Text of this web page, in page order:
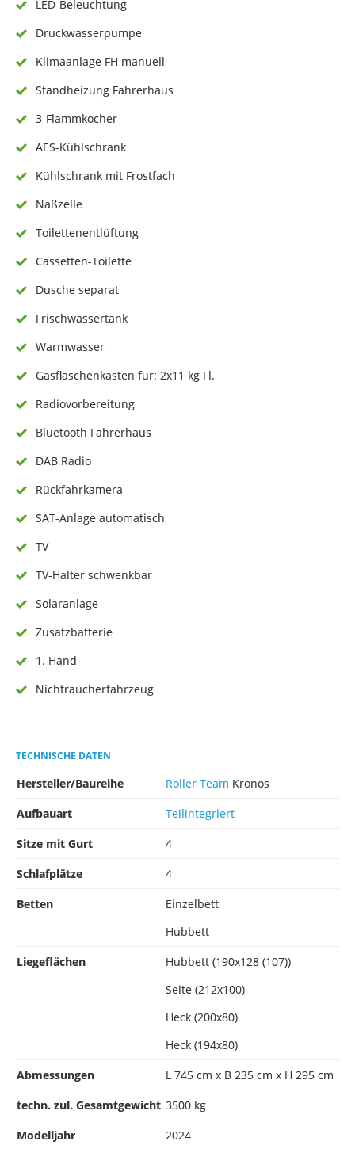
LED-Beleuchtung
Druckwasserpumpe
Klimaanlage FH manuell
Standheizung Fahrerhaus
3-Flammkocher
AES-Kühlschrank
Kühlschrank mit Frostfach
Naßzelle
Toilettenentlüftung
Cassetten-Toilette
Dusche separat
Frischwassertank
Warmwasser
Gasflaschenkasten für: 2x11 kg Fl.
Radiovorbereitung
Bluetooth Fahrerhaus
DAB Radio
Rückfahrkamera
SAT-Anlage automatisch
TV
TV-Halter schwenkbar
Solaranlage
Zusatzbatterie
1. Hand
Nichtraucherfahrzeug
TECHNISCHE DATEN
Hersteller/Baureihe Roller Team Kronos
Aufbauart
Teilintegriert
Sitze mit Gurt
4
Schlafplätze
4
Betten
Einzelbett
Hubbett
Liegeflächen
Hubbett (190x128 (107))
Seite (212x100)
Heck (200x80)
Heck (194x80)
Abmessungen
L 745 cm x B 235 cm x H 295 cm
techn. zul. Gesamtgewicht 3500 kg
Modelljahr
2024